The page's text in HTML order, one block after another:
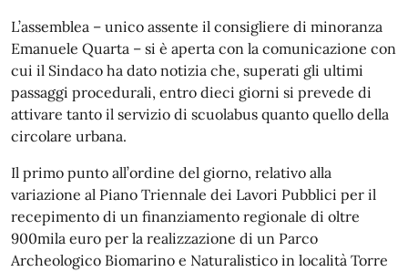
L’assemblea – unico assente il consigliere di minoranza
Emanuele Quarta – si è aperta con la comunicazione con
cui il Sindaco ha dato notizia che, superati gli ultimi
passaggi procedurali, entro dieci giorni si prevede di
attivare tanto il servizio di scuolabus quanto quello della
circolare urbana.
Il primo punto all’ordine del giorno, relativo alla
variazione al Piano Triennale dei Lavori Pubblici per il
recepimento di un finanziamento regionale di oltre
900mila euro per la realizzazione di un Parco
Archeologico Biomarino e Naturalistico in località Torre